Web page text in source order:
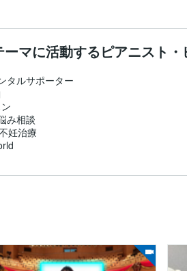
ーマに活動するピアニスト
タルサポーター
み相談
妊治療